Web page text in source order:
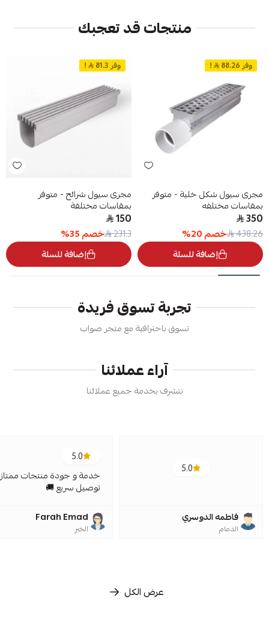
منتجات قد تعجبك
وفر 88.26 !
مجرى سيول شكل خلية - متوفر
بمقاسات مختلفه
350
438.26 خصم20
%
إضافة للسلة
وفر 81.3 !
مجرى سيول شرائح - متوفر
بمقاسات مختلفة
150
231.3 خصم35
%
إضافة للسلة
تجربة تسوق فريدة
تسوق باحترافية مع متجر صواب
آراء عملائنا
نتشرف بخدمة جميع عملائنا
5.0
فاطمه الدوسري
الدمام
5.0
خدمة و جودة منتجات
توصيل سريع 🚚
Farah Emad
الخبر
عرض الكل